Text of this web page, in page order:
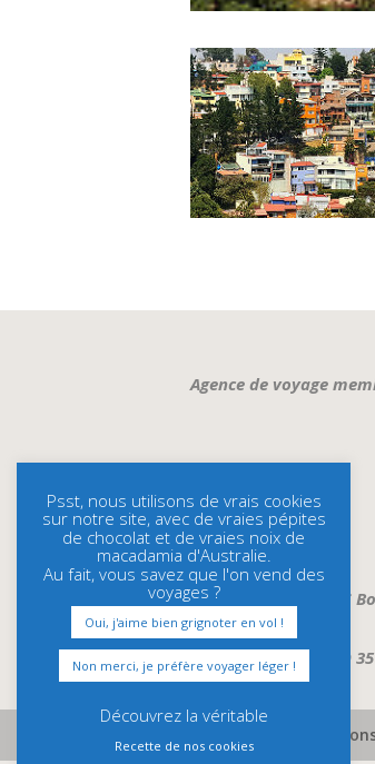
Agence de voyage
Immatriculation RCS
ATOUT FRANCE : IMO
Assurances et
Psst, nous utilisons de vrais cookies
sur notre site, avec de vraies pépites
de chocolat et de vraies noix de
macadamia d'Australie.
Au fait, vous savez que l'on vend des
voyages ?
Oui, j'aime bien grignoter en vol !
Non merci, je préfère voyager léger !
Découvrez la véritable
Recette de nos cookies